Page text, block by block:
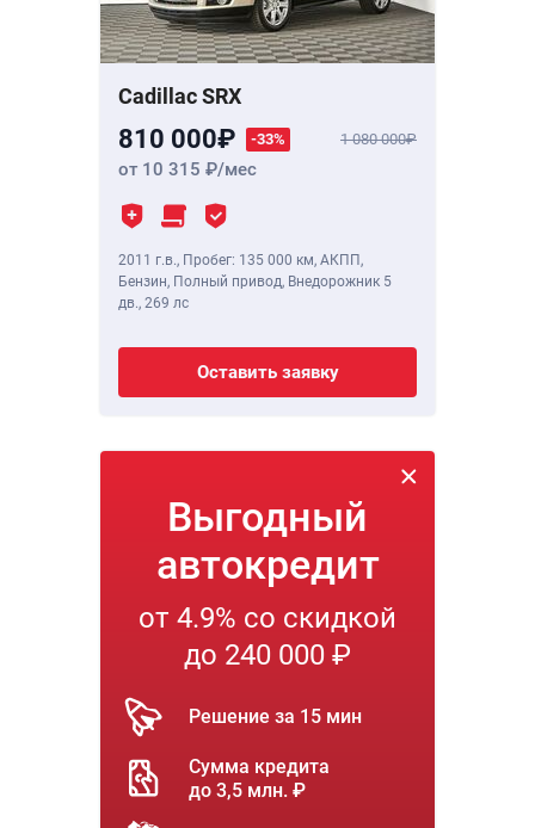
Cadillac SRX
810 000 -33% 1 080 000
от 10 315 /мес
2011 г.в., Пробег: 135 000 км, АКПП,
Бензин, Полный привод, Внедорожник 5
дв., 269 лс
Оставить заявку
Выгодный
автокредит
от 4.9% со скидкой
до 240 000 ₽
Решение за 15 мин
Сумма кредита
до 3,5 млн. ₽